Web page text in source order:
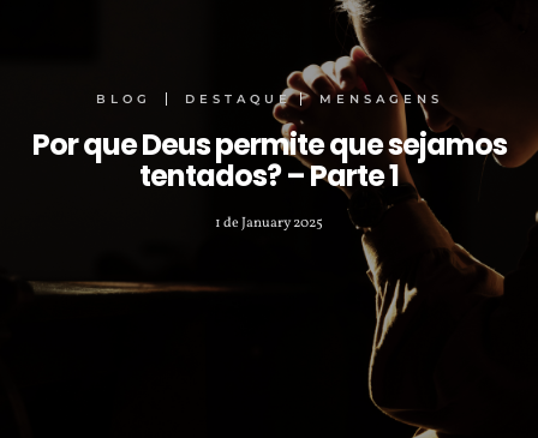
BLOG DESTAQUE MENSAGENS
Por que Deus permite que sejamos
tentados? – Parte 1
1 de January 2025